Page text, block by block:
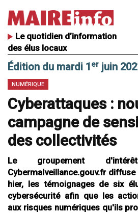
Le quotidien d’information
des élus locaux
Édition du mardi 1 er juin
NUMÉRIQUE
Cyberattaques :
campagne de
des collectivités
Le groupement
Cybermalveillance.gouv.fr
hier, les témoignages de six
cybersécurité afin que les
aux risques numériques qu'ils